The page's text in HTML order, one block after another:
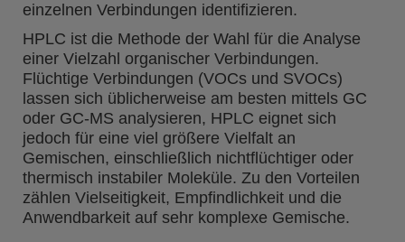
einzelnen Verbindungen identifizieren.
HPLC ist die Methode der Wahl für die Analyse
einer Vielzahl organischer Verbindungen.
Flüchtige Verbindungen (VOCs und SVOCs)
lassen sich üblicherweise am besten mittels GC
oder GC-MS analysieren, HPLC eignet sich
jedoch für eine viel größere Vielfalt an
Gemischen, einschließlich nichtflüchtiger oder
thermisch instabiler Moleküle. Zu den Vorteilen
zählen Vielseitigkeit, Empfindlichkeit und die
Anwendbarkeit auf sehr komplexe Gemische.